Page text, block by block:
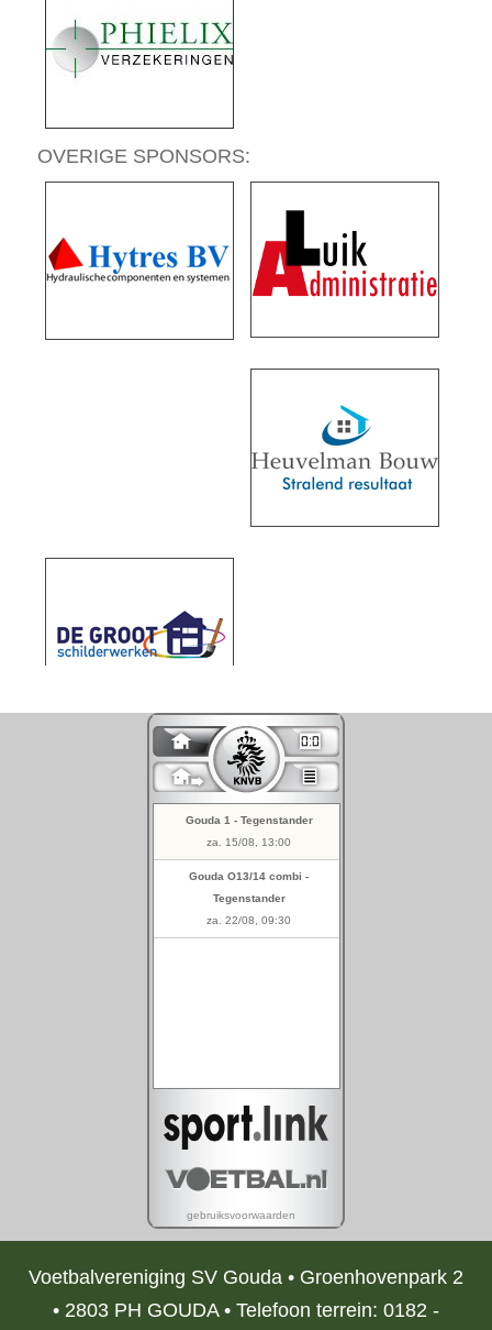
OVERIGE SPONSORS:
Voetbalvereniging SV Gouda • Groenhovenpark 2
• 2803 PH GOUDA • Telefoon terrein: 0182 -